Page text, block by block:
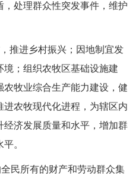
处理群众性突发事件，维护
，推进乡村振兴；因地制宜发
境；组织农牧区基础设施建
牧业综合生产能力建设，健
农牧现代化进程，为辖区内
济发展质量和水平，增加群
。
全民所有的财产和劳动群众集